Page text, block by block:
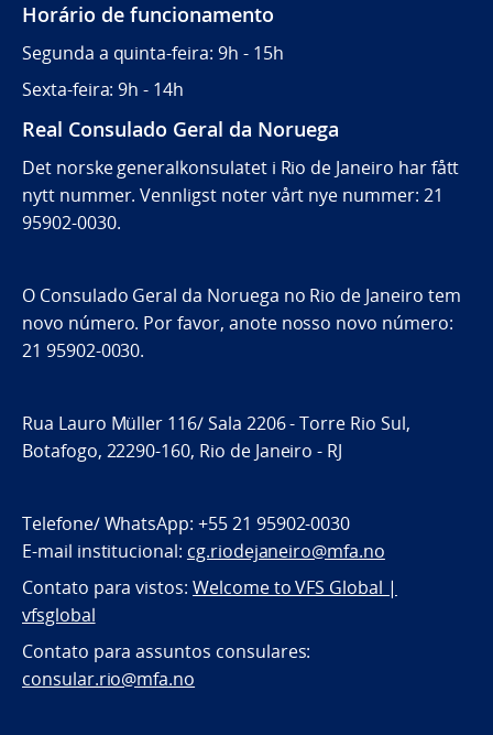
Horário de funcionamento
Segunda a quinta-feira: 9h - 15h
Sexta-feira: 9h - 14h
Real Consulado Geral da Noruega
Det norske generalkonsulatet i Rio de Janeiro har fått
nytt nummer. Vennligst noter vårt nye nummer: 21
95902-0030.
O Consulado Geral da Noruega no Rio de Janeiro tem
novo número. Por favor, anote nosso novo número:
21 95902-0030.
Rua Lauro Müller 116/ Sala 2206 - Torre Rio Sul,
Botafogo, 22290-160, Rio de Janeiro - RJ
Telefone/ WhatsApp: +55 21 95902-0030
E-mail institucional: cg.riodejaneiro@mfa.no
Contato para vistos: Welcome to VFS Global |
vfsglobal
Contato para assuntos consulares:
consular.rio@mfa.no